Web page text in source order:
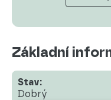
Základní
Stav:
Dobrý